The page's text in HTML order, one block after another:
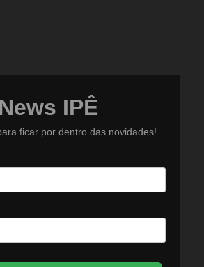
News IPÊ
ficar por dentro das novidades!